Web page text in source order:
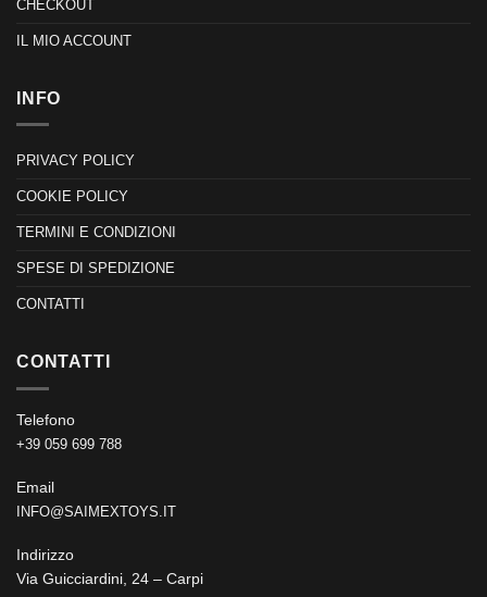
CHECKOUT
IL MIO ACCOUNT
INFO
PRIVACY POLICY
COOKIE POLICY
TERMINI E CONDIZIONI
SPESE DI SPEDIZIONE
CONTATTI
CONTATTI
Telefono
+39 059 699 788
Email
INFO@SAIMEXTOYS.IT
Indirizzo
Via Guicciardini, 24 – Carpi